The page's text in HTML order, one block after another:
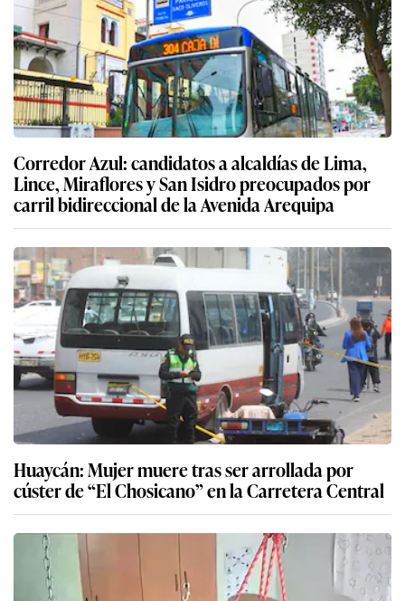
Corredor Azul: candidatos a alcaldías de Lima,
Lince, Miraflores y San Isidro preocupados por
carril bidireccional de la Avenida Arequipa
Huaycán: Mujer muere tras ser arrollada por
cúster de “El Chosicano” en la Carretera Central